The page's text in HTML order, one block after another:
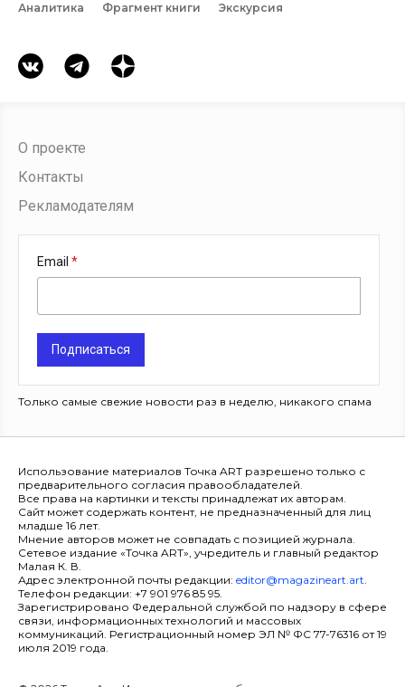
Аналитика
Фрагмент книги Экскурсия
О проекте
Контакты
Рекламодателям
Email
Подписаться
Только самые свежие новости раз в неделю, никакого спама
Использование материалов Точка ART разрешено только с
предварительного согласия правообладателей.
Все права на картинки и тексты принадлежат их авторам.
Сайт может содержать контент, не предназначенный для лиц
младше 16 лет.
Мнение авторов может не совпадать с позицией журнала.
Сетевое издание «Точка ART», учредитель и главный редактор
Малая К. В.
Адрес электронной почты редакции: editor@magazineart.art.
Телефон редакции: +7 901 976 85 95.
Зарегистрировано Федеральной службой по надзору в сфере
связи, информационных технологий и массовых
коммуникаций. Регистрационный номер ЭЛ № ФС 77-76316 от 19
июля 2019 года.